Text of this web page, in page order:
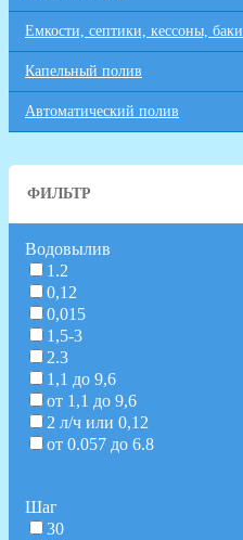
Емкости, септики, кессоны, баки
Капельный полив
Автоматический полив
ФИЛЬТР
Водовылив
1.2
0,12
0,015
1,5-3
2.3
1,1 до 9,6
от 1,1 до 9,6
2 л/ч или 0,12
от 0.057 до 6.8
Шаг
30